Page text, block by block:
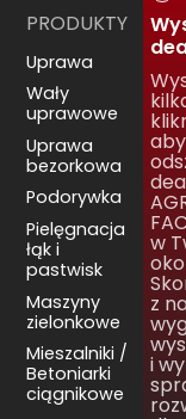
PRODUKTY
Uprawa
Wały
uprawowe
Uprawa
bezorkowa
Podorywka
Pielęgnacja
łąk i
pastwisk
Maszyny
zielonkowe
Mieszalniki /
Betoniarki
ciągnikowe
aby
w
z
i